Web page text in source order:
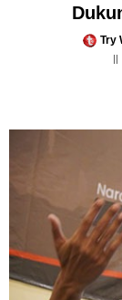
Try